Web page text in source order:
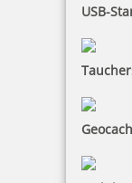
USB-